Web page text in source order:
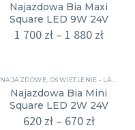
Najazdowa Bia Maxi
Square LED 9W 24V
1 700 zł – 1 880 zł
700 zł
do
1
NAJAZDOWE, OŚWIETLENIE - LAMPY
Najazdowa Bia Mini
Square LED 2W 24V
620 zł – 670 złZakres